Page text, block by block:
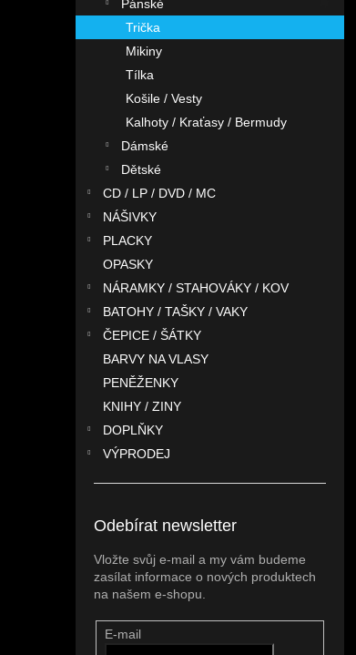
Pánské
Trička
Mikiny
Tílka
Košile / Vesty
Kalhoty / Kraťasy / Bermudy
Dámské
Dětské
CD / LP / DVD / MC
NÁŠIVKY
PLACKY
OPASKY
NÁRAMKY / STAHOVÁKY / KOV
BATOHY / TAŠKY / VAKY
ČEPICE / ŠÁTKY
BARVY NA VLASY
PENĚŽENKY
KNIHY / ZINY
DOPLŇKY
VÝPRODEJ
Odebírat newsletter
Vložte svůj e-mail a my vám budeme
zasílat informace o nových produktech
na našem e-shopu.
E-mail